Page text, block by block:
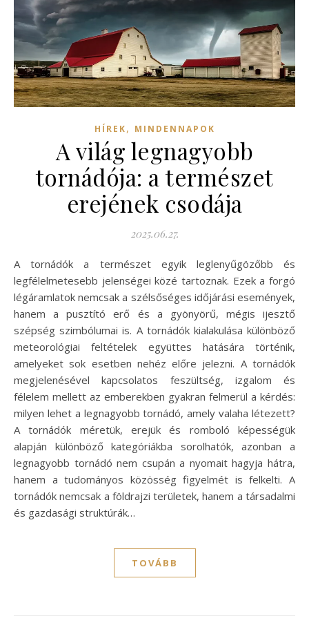
HÍREK, MINDENNAPOK
A világ legnagyobb
tornádója: a természet
erejének csodája
2025.06.27.
A tornádók a természet egyik leglenyűgözőbb és
legfélelmetesebb jelenségei közé tartoznak. Ezek a forgó
légáramlatok nemcsak a szélsőséges időjárási események,
hanem a pusztító erő és a gyönyörű, mégis ijesztő
szépség szimbólumai is. A tornádók kialakulása különböző
meteorológiai feltételek együttes hatására történik,
amelyeket sok esetben nehéz előre jelezni. A tornádók
megjelenésével kapcsolatos feszültség, izgalom és
félelem mellett az emberekben gyakran felmerül a kérdés:
milyen lehet a legnagyobb tornádó, amely valaha létezett?
A tornádók méretük, erejük és romboló képességük
alapján különböző kategóriákba sorolhatók, azonban a
legnagyobb tornádó nem csupán a nyomait hagyja hátra,
hanem a tudományos közösség figyelmét is felkelti. A
tornádók nemcsak a földrajzi területek, hanem a társadalmi
és gazdasági struktúrák…
TOVÁBB